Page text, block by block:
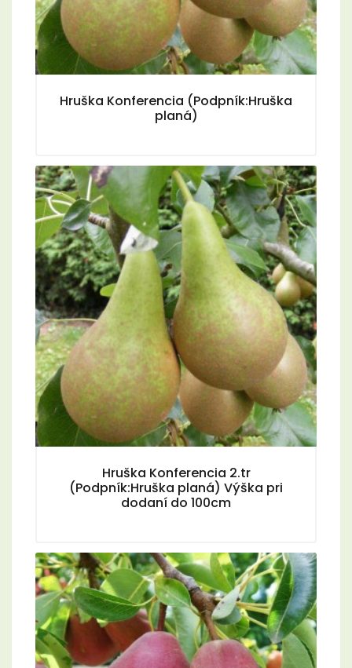
Hruška Konferencia (Podpník:Hruška
planá)
Hruška Konferencia 2.tr
(Podpník:Hruška planá) Výška pri
dodaní do 100cm